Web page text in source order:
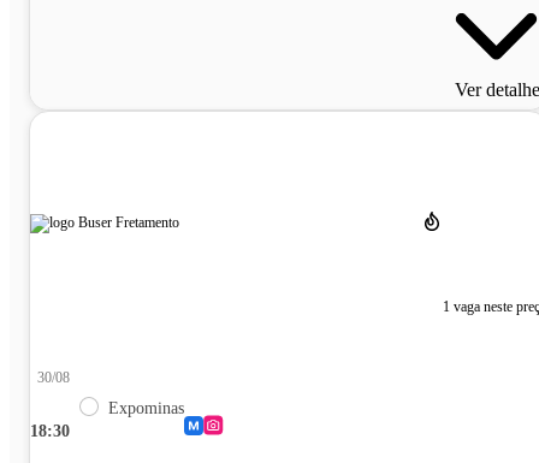
Ver
1 vaga neste
18:30
30/08
Expominas